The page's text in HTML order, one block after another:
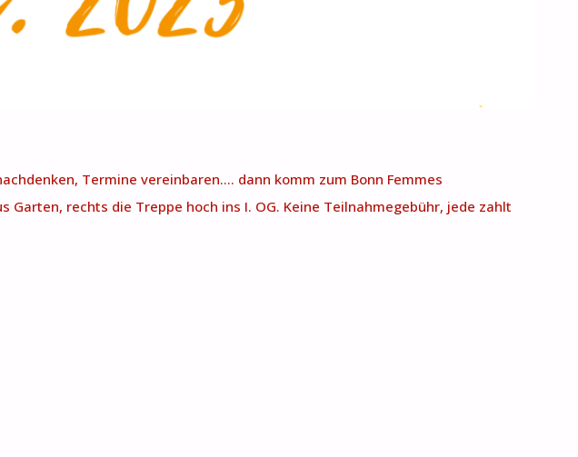
Termine vereinbaren…. dann komm zum Bonn Femmes
rechts die Treppe hoch ins I. OG. Keine Teilnahmegebühr, jede zahlt